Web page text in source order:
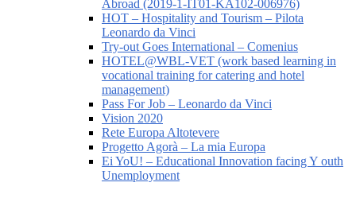
Abroad (2019-1-IT01-KA102-006976)
HOT – Hospitality and Tourism – Pilota
Leonardo da Vinci
Try-out Goes International – Comenius
HOTEL@WBL-VET (work based learning in
vocational training for catering and hotel
management)
Pass For Job – Leonardo da Vinci
Vision 2020
Rete Europa Altotevere
Progetto Agorà – La mia Europa
Ei YoU! – Educational Innovation facing Y outh
Unemployment